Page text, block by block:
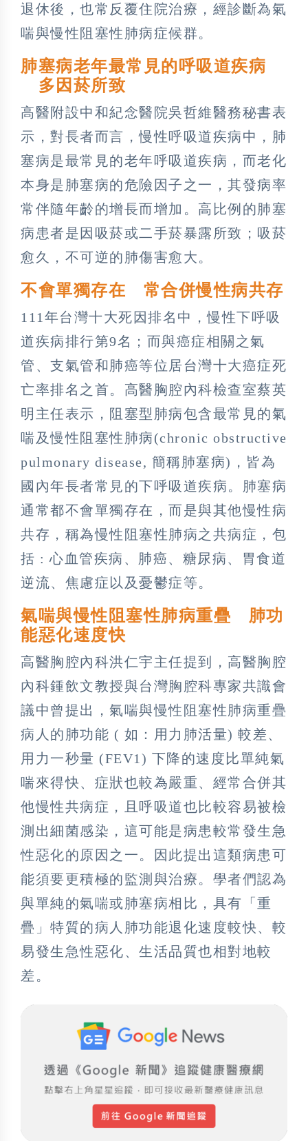
退休後，也常反覆住院治療，經診斷為氣
喘與慢性阻塞性肺病症候群。
肺塞病老年最常見的呼吸道疾病
多因菸所致
高醫附設中和紀念醫院吳哲維醫務秘書表
示，對長者而言，慢性呼吸道疾病中，肺
塞病是最常見的老年呼吸道疾病，而老化
本身是肺塞病的危險因子之一，其發病率
常伴隨年齡的增長而增加。高比例的肺塞
病患者是因吸菸或二手菸暴露所致；吸菸
愈久，不可逆的肺傷害愈大。
不會單獨存在 常合併慢性病共存
111年台灣十大死因排名中，慢性下呼吸
道疾病排行第9名；而與癌症相關之氣
管、支氣管和肺癌等位居台灣十大癌症死
亡率排名之首。高醫胸腔內科檢查室蔡英
明主任表示，阻塞型肺病包含最常見的氣
喘及慢性阻塞性肺病(chronic obstructive
pulmonary disease, 簡稱肺塞病)，皆為
國內年長者常見的下呼吸道疾病。肺塞病
通常都不會單獨存在，而是與其他慢性病
共存，稱為慢性阻塞性肺病之共病症，包
括 : 心血管疾病、肺癌、糖尿病、胃食道
逆流、焦慮症以及憂鬱症等。
氣喘與慢性阻塞性肺病重疊 肺功
能惡化速度快
高醫胸腔內科洪仁宇主任提到，高醫胸腔
內科鍾飲文教授與台灣胸腔科專家共識會
議中曾提出，氣喘與慢性阻塞性肺病重疊
病人的肺功能 ( 如：用力肺活量) 較差、
用力一秒量 (FEV1) 下降的速度比單純氣
喘來得快、症狀也較為嚴重、經常合併其
他慢性共病症，且呼吸道也比較容易被檢
測出細菌感染，這可能是病患較常發生急
性惡化的原因之一。因此提出這類病患可
能須要更積極的監測與治療。學者們認為
與單純的氣喘或肺塞病相比，具有「重
疊」特質的病人肺功能退化速度較快、較
易發生急性惡化、生活品質也相對地較
差。